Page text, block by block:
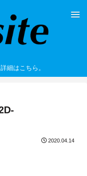
細はこちら。
2020.04.14